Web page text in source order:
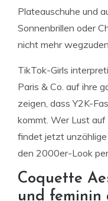
Plateauschuhe und
Sonnenbrillen oder
nicht mehr
TikTok-Girls
Paris & Co. auf ihre
zeigen, dass Y2K-
kommt. Wer Lust
findet jetzt unzählige
den 2000er-Look
Coquette
und feminin